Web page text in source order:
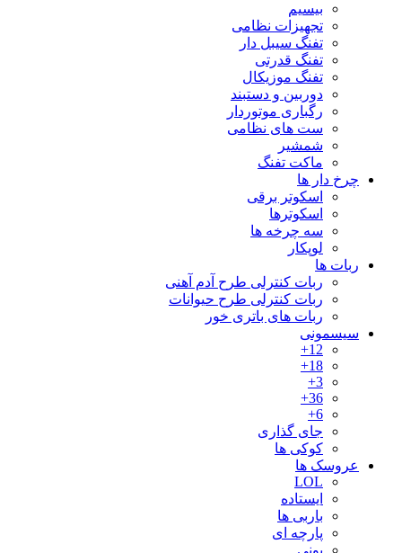
بیسیم
تجهیزات نظامی
تفنگ سیبل دار
تفنگ قدرتی
تفنگ موزیکال
دوربین و دستبند
رگباری موتوردار
ست های نظامی
شمشیر
ماکت تفنگ
چرخ دار ها
اسکوتر برقی
اسکوترها
سه چرخه ها
لوپکار
ربات ها
ربات کنترلی طرح آدم آهنی
ربات کنترلی طرح حیوانات
ربات های باتری خور
سیسمونی
12+
18+
3+
36+
6+
جای گذاری
کوکی ها
عروسک ها
LOL
ایستاده
باربی ها
پارچه ای
پونی